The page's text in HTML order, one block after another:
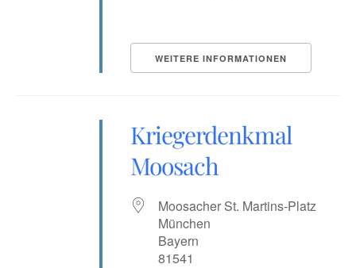
WEITERE INFORMATIONEN
Kriegerdenkmal
Moosach
Moosacher St. Martins-Platz
München
Bayern
81541